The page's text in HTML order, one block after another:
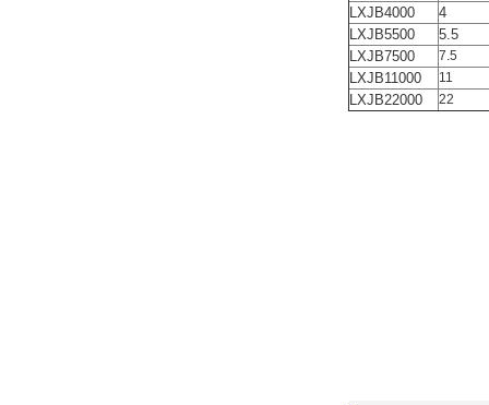
LXJB4000
4
LXJB5500
5.5
LXJB7500
7.5
LXJB11000 11
LXJB22000 22